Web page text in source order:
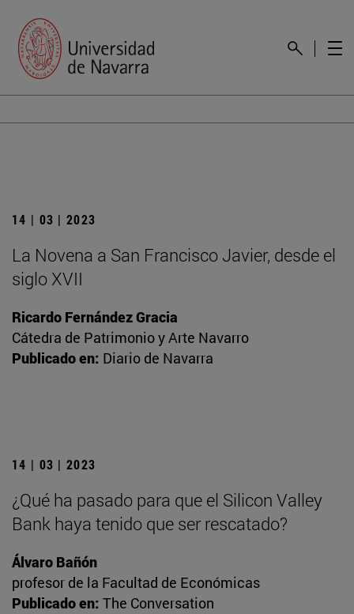
14 | 03 | 2023
La Novena a San Francisco Javier, desde el
siglo XVII
Ricardo Fernández Gracia
Cátedra de Patrimonio y Arte Navarro
Publicado en: Diario de Navarra
14 | 03 | 2023
¿Qué ha pasado para que el Silicon Valley
Bank haya tenido que ser rescatado?
Álvaro Bañón
profesor de la Facultad de Económicas
Publicado en: The Conversation